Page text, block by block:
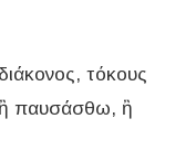
τόκους
ἢ παυσάσθω, ἢ